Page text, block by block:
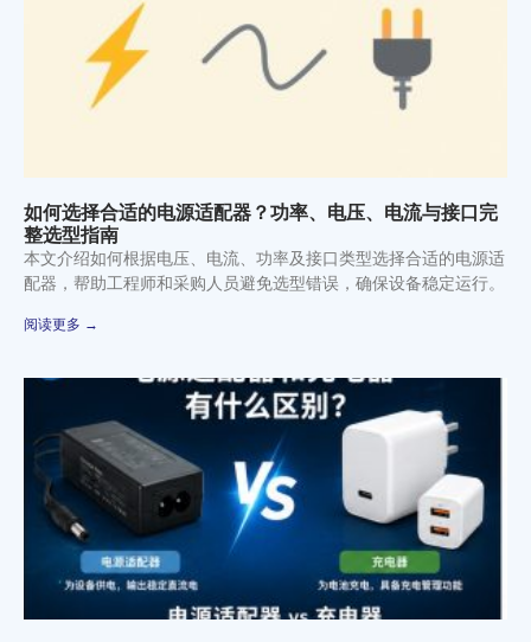
如何选择合适的电源适配器？功率、电压、电流与接口完
整选型指南
本文介绍如何根据电压、电流、功率及接口类型选择合适的电源适
配器，帮助工程师和采购人员避免选型错误，确保设备稳定运行。
阅读更多 →